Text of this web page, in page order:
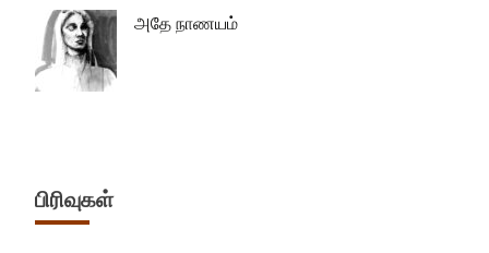
அதே நாணயம்
பிரிவுகள்